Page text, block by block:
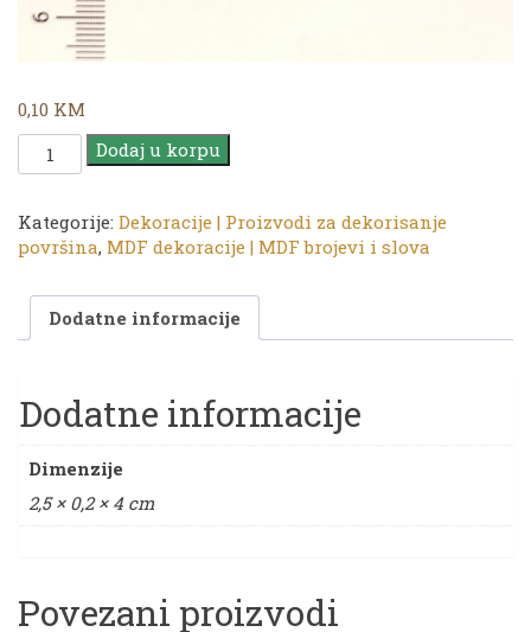
0,10 KM
MDF
Dekoracija
Broj
"0"
1/1
količina
Dodaj u korpu
Kategorije: Dekoracije | Proizvodi za dekorisanje
površina, MDF dekoracije | MDF brojevi i slova
Dodatne informacije
Dodatne informacije
Dimenzije
2,5 × 0,2 × 4 cm
Povezani proizvodi